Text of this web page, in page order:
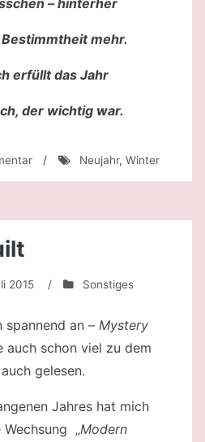
– hinterher
mehr.
erfüllt das Jahr
der wichtig war.
zu
2016
/ Neujahr, Winter
2015 / Sonstiges
an – Mystery
auch schon viel zu dem
gelesen.
Jahres hat mich
„Modern